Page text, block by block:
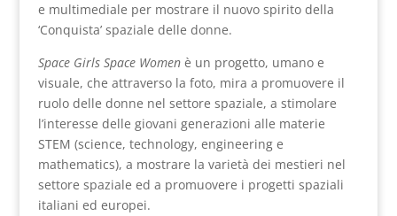
e multimediale per mostrare il nuovo spirito della
‘Conquista’ spaziale delle donne.
Space Girls Space Womenè un progetto, umano e
visuale, che attraverso la foto, mira a promuovere il
ruolo delle donne nel settore spaziale, a stimolare
l’interesse delle giovani generazioni alle materie
STEM (science, technology, engineering e
mathematics), a mostrare la varietà dei mestieri nel
settore spaziale ed a promuovere i progetti spaziali
italiani ed europei.